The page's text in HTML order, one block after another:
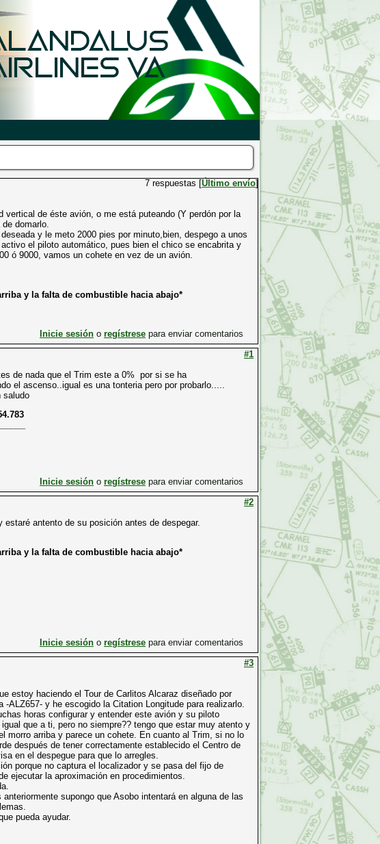
7 respuestas [Último envío]
vertical de éste avión, o me está puteando (Y perdón por la
domarlo.
y le meto 2000 pies por minuto,bien, despego a unos
el piloto automático, pues bien el chico se encabrita y
ó 9000, vamos un cohete en vez de un avión.
y la falta de combustible hacia abajo*
Inicie sesión o regístrese para enviar comentarios
#1
de nada que el Trim este a 0% por si se ha
el ascenso..igual es una tonteria pero por probarlo.....
Inicie sesión o regístrese para enviar comentarios
#2
antento de su posición antes de despegar.
y la falta de combustible hacia abajo*
Inicie sesión o regístrese para enviar comentarios
#3
estoy haciendo el Tour de Carlitos Alcaraz diseñado por
-ALZ657- y he escogido la Citation Longitude para realizarlo.
horas configurar y entender este avión y su piloto
que a ti, pero no siempre?? tengo que estar muy atento y
morro arriba y parece un cohete. En cuanto al Trim, si no lo
después de tener correctamente establecido el Centro de
en el despegue para que lo arregles.
porque no captura el localizador y se pasa del fijo de
ejecutar la aproximación en procedimientos.
supongo que Asobo intentará en alguna de las
pueda ayudar.